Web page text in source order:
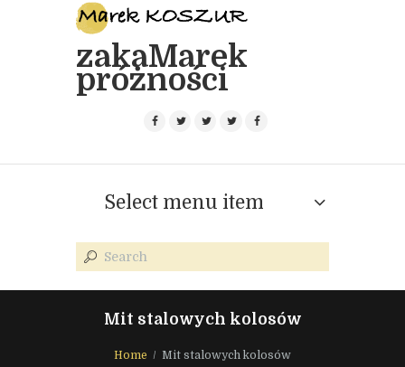
zakaMarek
próżności
Select menu item
Mit stalowych kolosów
Home Mit stalowych kolosów